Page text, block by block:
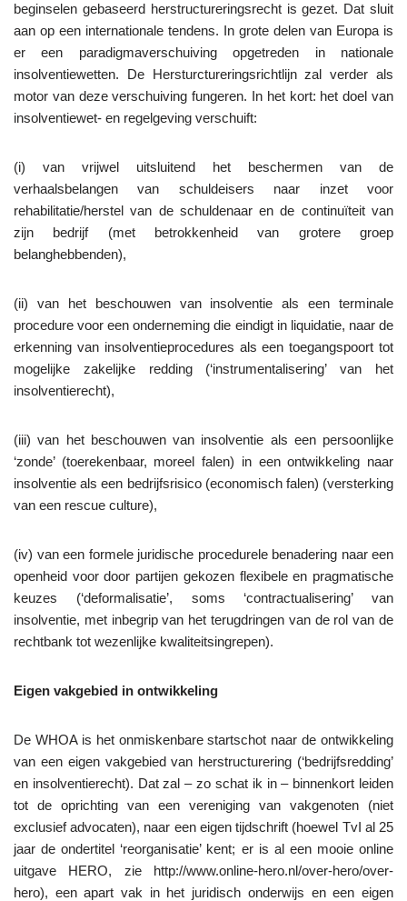
beginselen gebaseerd herstructureringsrecht is gezet. Dat sluit
aan op een internationale tendens. In grote delen van Europa is
er een paradigmaverschuiving opgetreden in nationale
insolventiewetten. De Hersturctureringsrichtlijn zal verder als
motor van deze verschuiving fungeren. In het kort: het doel van
insolventiewet- en regelgeving verschuift:
(i) van vrijwel uitsluitend het beschermen van de
verhaalsbelangen van schuldeisers naar inzet voor
rehabilitatie/herstel van de schuldenaar en de continuïteit van
zijn bedrijf (met betrokkenheid van grotere groep
belanghebbenden),
(ii) van het beschouwen van insolventie als een terminale
procedure voor een onderneming die eindigt in liquidatie, naar de
erkenning van insolventieprocedures als een toegangspoort tot
mogelijke zakelijke redding (‘instrumentalisering’ van het
insolventierecht),
(iii) van het beschouwen van insolventie als een persoonlijke
‘zonde’ (toerekenbaar, moreel falen) in een ontwikkeling naar
insolventie als een bedrijfsrisico (economisch falen) (versterking
van een rescue culture),
(iv) van een formele juridische procedurele benadering naar een
openheid voor door partijen gekozen flexibele en pragmatische
keuzes (‘deformalisatie’, soms ‘contractualisering’ van
insolventie, met inbegrip van het terugdringen van de rol van de
rechtbank tot wezenlijke kwaliteitsingrepen).
Eigen vakgebied in ontwikkeling
De WHOA is het onmiskenbare startschot naar de ontwikkeling
van een eigen vakgebied van herstructurering (‘bedrijfsredding’
en insolventierecht). Dat zal – zo schat ik in – binnenkort leiden
tot de oprichting van een vereniging van vakgenoten (niet
exclusief advocaten), naar een eigen tijdschrift (hoewel TvI al 25
jaar de ondertitel ‘reorganisatie’ kent; er is al een mooie online
uitgave HERO, zie http://www.online-hero.nl/over-hero/over-
hero), een apart vak in het juridisch onderwijs en een eigen